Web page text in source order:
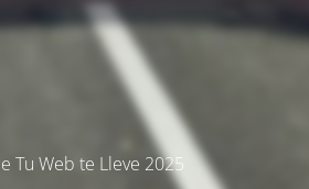
Tu Web te Lleve 2025